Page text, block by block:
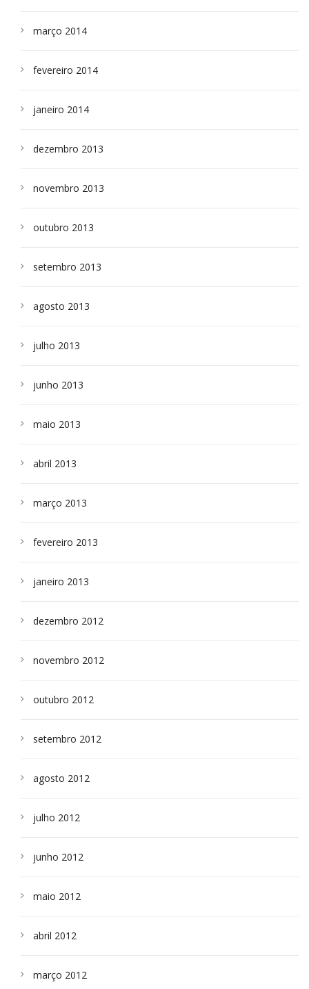
março 2014
fevereiro 2014
janeiro 2014
dezembro 2013
novembro 2013
outubro 2013
setembro 2013
agosto 2013
julho 2013
junho 2013
maio 2013
abril 2013
março 2013
fevereiro 2013
janeiro 2013
dezembro 2012
novembro 2012
outubro 2012
setembro 2012
agosto 2012
julho 2012
junho 2012
maio 2012
abril 2012
março 2012